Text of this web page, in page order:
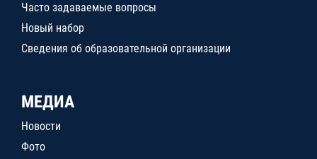
Часто задаваемые вопросы
Новый набор
Сведения об образовательной организации
МЕДИА
Новости
Фото